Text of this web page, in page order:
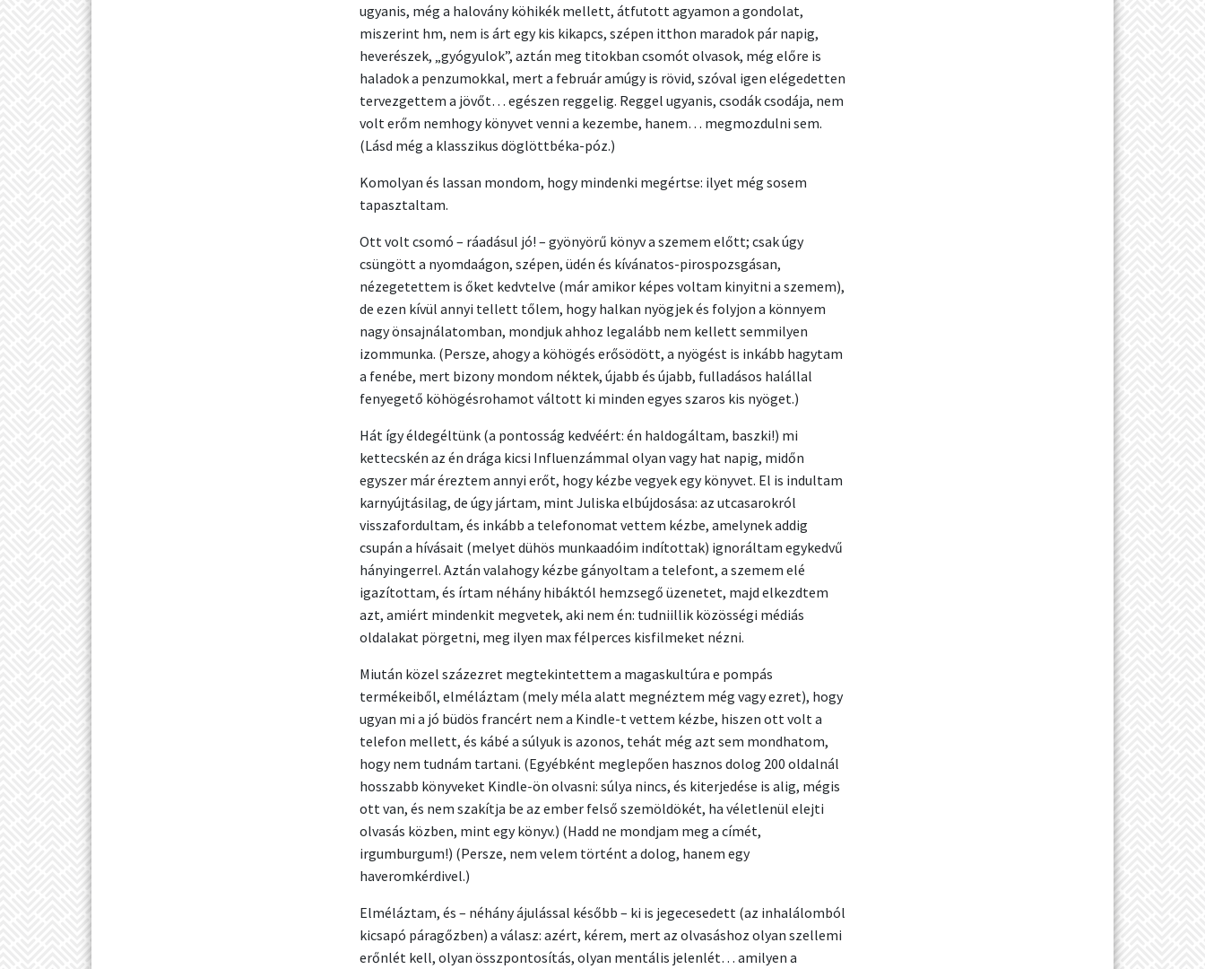
ugyanis, még a halovány köhikék mellett, átfutott agyamon a gondolat,
miszerint hm, nem is árt egy kis kikapcs, szépen itthon maradok pár napig,
heverészek, „gyógyulok”, aztán meg titokban csomót olvasok, még előre is
haladok a penzumokkal, mert a február amúgy is rövid, szóval igen elégedetten
tervezgettem a jövőt… egészen reggelig. Reggel ugyanis, csodák csodája, nem
volt erőm nemhogy könyvet venni a kezembe, hanem… megmozdulni sem.
(Lásd még a klasszikus döglöttbéka-póz.)
Komolyan és lassan mondom, hogy mindenki megértse: ilyet még sosem
tapasztaltam.
Ott volt csomó – ráadásul jó! – gyönyörű könyv a szemem előtt; csak úgy
csüngött a nyomdaágon, szépen, üdén és kívánatos-pirospozsgásan,
nézegetettem is őket kedvtelve (már amikor képes voltam kinyitni a szemem),
de ezen kívül annyi tellett tőlem, hogy halkan nyögjek és folyjon a könnyem
nagy önsajnálatomban, mondjuk ahhoz legalább nem kellett semmilyen
izommunka. (Persze, ahogy a köhögés erősödött, a nyögést is inkább hagytam
a fenébe, mert bizony mondom néktek, újabb és újabb, fulladásos halállal
fenyegető köhögésrohamot váltott ki minden egyes szaros kis nyöget.)
Hát így éldegéltünk (a pontosság kedvéért: én haldogáltam, baszki!) mi
kettecskén az én drága kicsi Influenzámmal olyan vagy hat napig, midőn
egyszer már éreztem annyi erőt, hogy kézbe vegyek egy könyvet. El is indultam
karnyújtásilag, de úgy jártam, mint Juliska elbújdosása: az utcasarokról
visszafordultam, és inkább a telefonomat vettem kézbe, amelynek addig
csupán a hívásait (melyet dühös munkaadóim indítottak) ignoráltam egykedvű
hányingerrel. Aztán valahogy kézbe gányoltam a telefont, a szemem elé
igazítottam, és írtam néhány hibáktól hemzsegő üzenetet, majd elkezdtem
azt, amiért mindenkit megvetek, aki nem én: tudniillik közösségi médiás
oldalakat pörgetni, meg ilyen max félperces kisfilmeket nézni.
Miután közel százezret megtekintettem a magaskultúra e pompás
termékeiből, elméláztam (mely méla alatt megnéztem még vagy ezret), hogy
ugyan mi a jó büdös francért nem a Kindle-t vettem kézbe, hiszen ott volt a
telefon mellett, és kábé a súlyuk is azonos, tehát még azt sem mondhatom,
hogy nem tudnám tartani. (Egyébként meglepően hasznos dolog 200 oldalnál
hosszabb könyveket Kindle-ön olvasni: súlya nincs, és kiterjedése is alig, mégis
ott van, és nem szakítja be az ember felső szemöldökét, ha véletlenül elejti
olvasás közben, mint egy könyv.) (Hadd ne mondjam meg a címét,
irgumburgum!) (Persze, nem velem történt a dolog, hanem egy
haveromkérdivel.)
Elméláztam, és – néhány ájulással később – ki is jegecesedett (az inhalálomból
kicsapó páragőzben) a válasz: azért, kérem, mert az olvasáshoz olyan szellemi
erőnlét kell, olyan összpontosítás, olyan mentális jelenlét… amilyen a